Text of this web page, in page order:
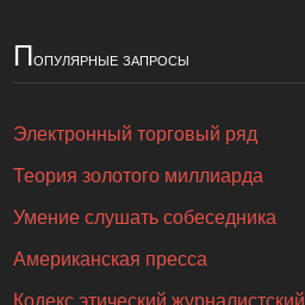
Популярные запросы
Электронный торговый ряд
Теория золотого миллиарда
Умение слушать собеседника
Американская пресса
Кодекс этический журналистский